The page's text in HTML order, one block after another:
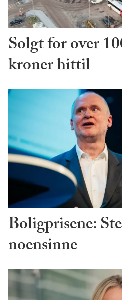
Solgt for over
kroner hittil
Boligprisene:
noensinne